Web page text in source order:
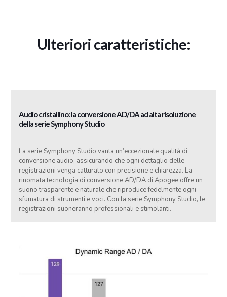
Ulteriori caratteristiche:
Audio cristallino: la conversione AD/DA ad alta risoluzione
della serie Symphony Studio
La serie Symphony Studio vanta un’eccezionale qualità di
conversione audio, assicurando che ogni dettaglio delle
registrazioni venga catturato con precisione e chiarezza. La
rinomata tecnologia di conversione AD/DA di Apogee offre un
suono trasparente e naturale che riproduce fedelmente ogni
sfumatura di strumenti e voci. Con la serie Symphony Studio, le
registrazioni suoneranno professionali e stimolanti.